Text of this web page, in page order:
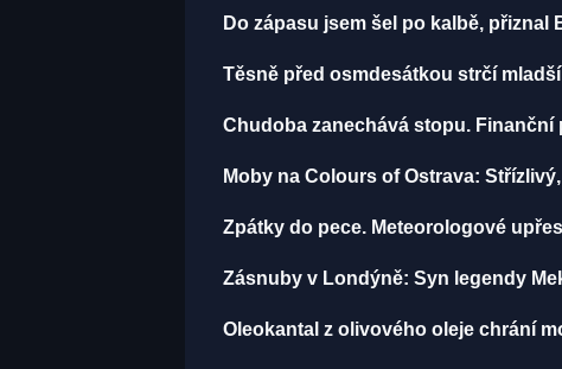
Do zápasu jsem šel po kalbě,
Těsně před osmdesátkou strčí
Chudoba zanechává stopu.
Moby na Colours of Ostrava:
Zpátky do pece. Meteorologové
Zásnuby v Londýně: Syn legendy
Oleokantal z olivového oleje chrání